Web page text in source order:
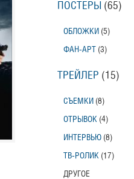
ПОСТЕРЫ (65)
ОБЛОЖКИ (5)
ФАН-АРТ (3)
ТРЕЙЛЕР (15)
СЪЕМКИ (8)
ОТРЫВОК (4)
ИНТЕРВЬЮ (8)
ТВ-РОЛИК (17)
ДРУГОЕ